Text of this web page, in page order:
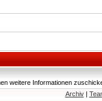
weitere Informationen
Archiv|